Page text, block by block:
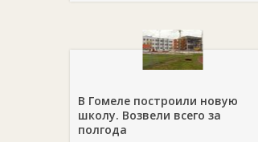
В Гомеле построили новую
школу. Возвели всего за
полгода